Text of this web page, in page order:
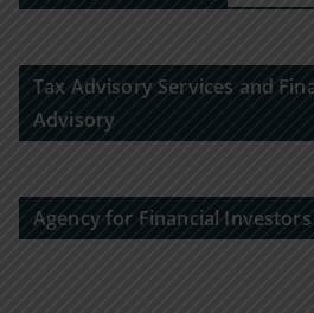
Tax Advisory Services and
Advisory
Agency for Financial Investors